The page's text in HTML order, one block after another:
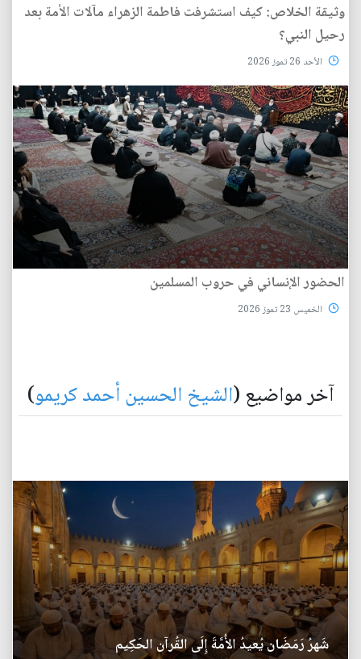
وثيقة الخلاص: كيف استشرفت فاطمة الزهراء مآلات الأمة بعد
رحيل النبي؟
الأحد 26 تموز 2026
الحضور الإنساني في حروب المسلمين
الخميس 23 تموز 2026
آخر مواضيع (الشيخ الحسين أحمد كريمو)
شَهرُ رَمَضَان يُعيدُ الأُمَّةَ إِلَى القُرآن الحَكِيم